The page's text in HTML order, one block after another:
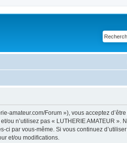
amateur.com/Forum »), vous acceptez
ou n’utilisez pas « LUTHERIE AMATEUR ».
par vous-même. Si vous continuez
et/ou modifications.